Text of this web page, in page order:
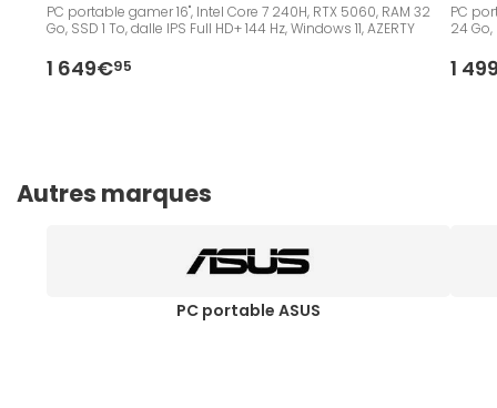
PC portable gamer 16", Intel Core 7 240H, RTX 5060, RAM 32
Go, SSD 1 To, dalle IPS Full HD+ 144 Hz, Windows 11, AZERTY
1 649€95
PC
24 Go,
1
Autres marques
PC portable ASUS